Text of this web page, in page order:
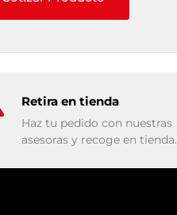
Retira en tienda
Haz tu pedido con nuestras
asesoras y recoge en tienda.